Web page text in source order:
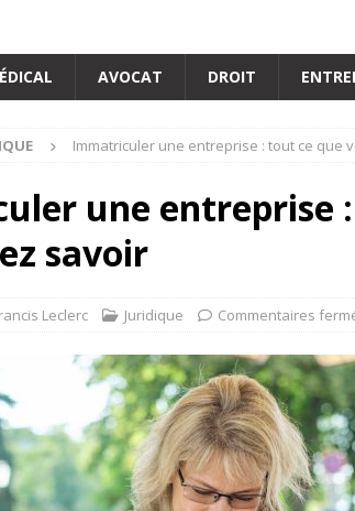
AVOCAT DROIT
Immatriculer une entreprise : tout ce que
une entreprise
savoir
Leclerc Juridique Commentaires